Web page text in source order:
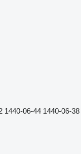
1440-06-44 1440-06-38